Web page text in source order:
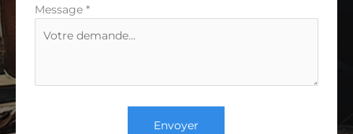
Message *
Envoyer